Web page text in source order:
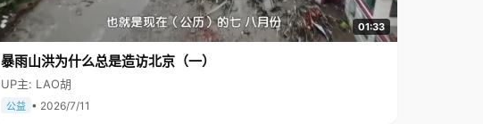
01:33
暴雨山洪为什么总是造访北京（一）
UP主: LAO胡
公益 • 2026/7/11